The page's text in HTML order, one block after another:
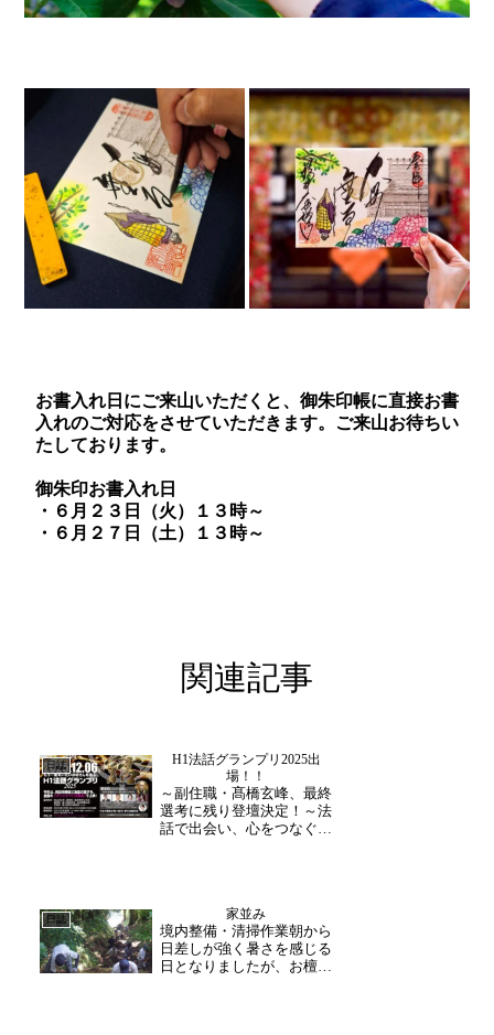
お書入れ日にご来山いただくと、御朱印帳に直接お書
入れのご対応をさせていただきます。ご来山お待ちい
たしております。
御朱印お書入れ日
・６月２３日（火）１３時～
・６月２７日（土）１３時～
関連記事
日誌
H1法話グランプリ2025出
場！！
～副住職・髙橋玄峰、最終
選考に残り登壇決定！～法
話で出会い、心をつなぐ舞
の最終選考に残り、登壇さ
せていただくことが正式に
決まりました...
日誌 家並み
境内整備・清掃作業朝から
日差しが強く暑さを感じる
日となりましたが、お檀家